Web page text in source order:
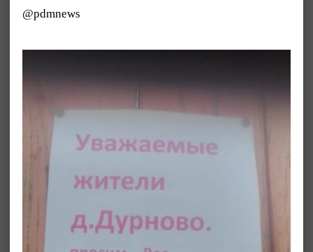
@pdmnews